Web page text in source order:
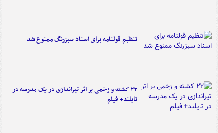
تنظیم قولنامه برای اسناد سبزرنگ ممنوع شد
۲۲ کشته و زخمی بر اثر تیراندازی در یک مدرسه در
تایلند+ فیلم